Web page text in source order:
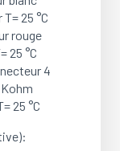
25 °C
rouge
25 °C
4
25 °C